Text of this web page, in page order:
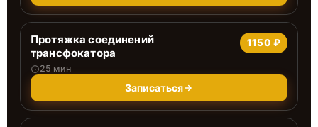
Протяжка соединений
трансфокатора
25 мин
1150 ₽
Записаться